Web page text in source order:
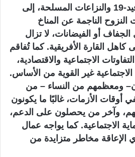
من تداعيات جائحة كوفيد-19 والنزاعات المسلحة، إلى
الناجمة عن المناخ
أو الفيضانات، لا تزال
كاهل القارة الأفريقية. كما تُفاقم
الاجتماعية والاقتصادية،
غير القوية من الأساس.
ومعظمهم من النساء – من
أوقات الأزمات، غالبًا ما يكونون
وآخر من يحصلون على الدعم،
الاجتماعية. كما يواجه عمال
الإعاقة مخاطر متزايدة من